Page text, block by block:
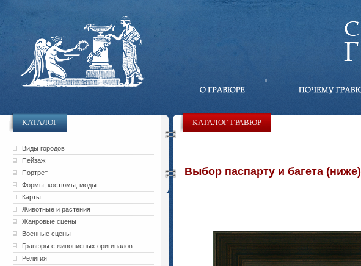
КАТАЛОГ
Виды городов
Пейзаж
Портрет
Формы, костюмы, моды
Карты
Животные и растения
Жанровые сцены
Военные сцены
Гравюры с живописных оригиналов
Религия
КАТАЛОГ ГРАВЮР
Выбор паспарту и багета (ниже)